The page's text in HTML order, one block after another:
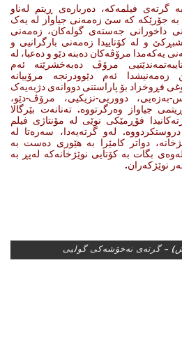
گرتەی فیلمەکە، دەربارەی ڕیتم لەناو
بە جۆرێکە کە سێ زەمەنی جیاواز لە یەک
داخورانی جەستەی گولەکان، زەمەنی
و لە کۆتاییدا زەمەنی بارگرانیی و
یەکەمدا مرۆڤەکان دەبنە دێو و دەعبا، لە
مرۆڤ دەبەخشرێتە ئەم
ئەم دێوودرنجە مرۆییانە
فڕوخزاد بۆ پاراستنی دووانەی دژبەیەک
بەزەیی، دووریی-نزیکیی، مرۆڤ-دێو،
جیاواز وەرگرتووە. تەنانەت بێرگالا
فۆڕمێکی نوێی لە مۆنتاژی فیلم
لەو گرتەیەدا، سەرەتا لە
دواتر کامێرا بە هێوری دەست بە
بگات بە کۆتایی نوێژخانەکە لەپڕ بە
نوێژکەران.
– گرته‌ی نه‌خۆشه‌كی گولیی